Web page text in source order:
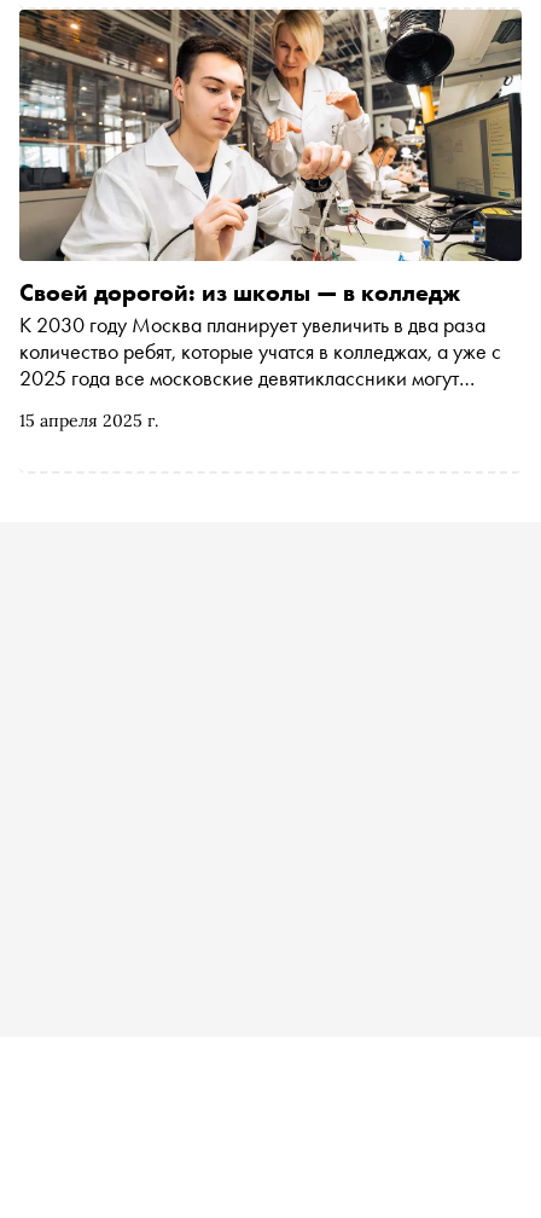
15 апреля 2025 г.
Своей дорогой: из школы — в колледж
К 2030 году Москва планирует увеличить в два раза
количество ребят, которые учатся в колледжах, а уже с
2025 года все московские девятиклассники могут
Разбираемся, с чем связаны такие меры и почему среди